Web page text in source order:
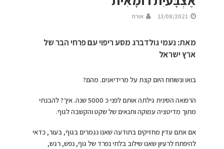
13/08/2021 אורח
מאת: נעמי גולדברג מסע ריפוי עם פרחי הבר של
ארץ ישראל
בואו ונשוחח היום קצת על מרידיאנים. מהם?
הרפואה הסינית גילתה אותם לפני כ 5000 שנה. איך? להבנתי
מתוך מדיטציה עמוקה ותנאים של שקט והקשבה לגוף.
אם אתם עדין מחזיקים בתודעה שאנו נגמרים בגוף, בעור, כדאי
להיפתח לרעיון שאנו שילוב בלתי נפרד של גוף, נפש, רגש,